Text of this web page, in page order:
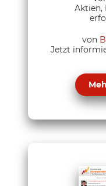
Aktien,
von
Jetzt